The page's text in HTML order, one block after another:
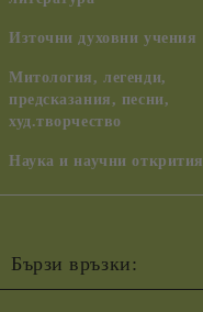
Източни духовни учения
Митология, легенди,
предсказания, песни,
худ.творчество
Наука и научни открития
Бързи връзки: